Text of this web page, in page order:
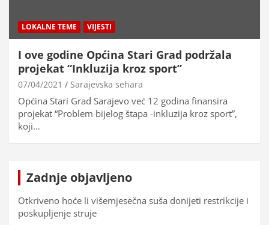
LOKALNE TEME VIJESTI
I ove godine Općina Stari Grad podržala
projekat “Inkluzija kroz sport”
07/04/2021 Sarajevska sehara
Općina Stari Grad Sarajevo već 12 godina finansira
projekat “Problem bijelog štapa -inkluzija kroz sport”,
koji…
Zadnje objavljeno
Otkriveno hoće li višemjesečna suša donijeti restrikcije i
poskupljenje struje